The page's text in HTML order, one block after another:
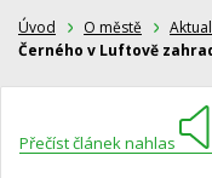
Úvod O městě
Černého v Luftově
Přečíst článek nahlas